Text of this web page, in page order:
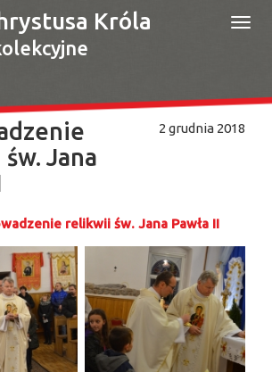
Króla
2 grudnia 2018
Jana
relikwii św. Jana Pawła II